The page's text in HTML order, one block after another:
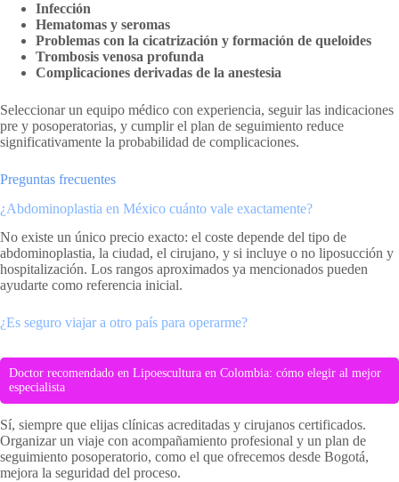
Infección
Hematomas y seromas
Problemas con la cicatrización y formación de queloides
Trombosis venosa profunda
Complicaciones derivadas de la anestesia
Seleccionar un equipo médico con experiencia, seguir las indicaciones
pre y posoperatorias, y cumplir el plan de seguimiento reduce
significativamente la probabilidad de complicaciones.
Preguntas frecuentes
¿Abdominoplastia en México cuánto vale exactamente?
No existe un único precio exacto: el coste depende del tipo de
abdominoplastia, la ciudad, el cirujano, y si incluye o no liposucción y
hospitalización. Los rangos aproximados ya mencionados pueden
ayudarte como referencia inicial.
¿Es seguro viajar a otro país para operarme?
Doctor recomendado en Lipoescultura en Colombia: cómo elegir al mejor
especialista
Sí, siempre que elijas clínicas acreditadas y cirujanos certificados.
Organizar un viaje con acompañamiento profesional y un plan de
seguimiento posoperatorio, como el que ofrecemos desde Bogotá,
mejora la seguridad del proceso.